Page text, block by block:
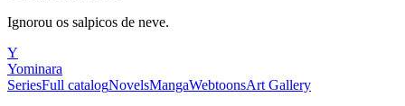
Ignorou os salpicos de neve.
Y
Yominara
SeriesFull catalogNovelsMangaWebtoonsArt Gallery